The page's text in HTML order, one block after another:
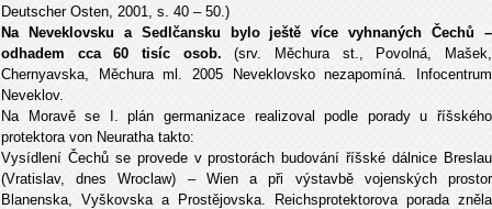
Deutscher Osten, 2001, s. 40 – 50.)
Na Neveklovsku a Sedlčansku bylo ještě více vyhnaných Čechů –
odhadem cca 60 tisíc osob. (srv. Měchura st., Povolná, Mašek,
Chernyavska, Měchura ml. 2005 Neveklovsko nezapomíná. Infocentrum
Neveklov.
Na Moravě se I. plán germanizace realizoval podle porady u říšského
protektora von Neuratha takto:
Vysídlení Čechů se provede v prostorách budování říšské dálnice Breslau
(Vratislav, dnes Wroclaw) – Wien a při výstavbě vojenských prostor
Blanenska, Vyškovska a Prostějovska. Reichsprotektorova porada zněla